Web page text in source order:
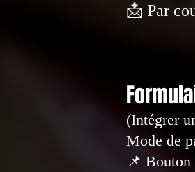
📩 Par
(Intégrer
Mode de
📌